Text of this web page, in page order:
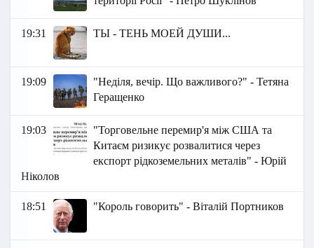
19:31 ТЫ - ТЕНЬ МОЕЙ ДУШИ...
19:09
"Неділя, вечір. Що важливого?" - Тетяна
Геращенко
19:03
"Торговельне перемир'я між США та
Китаєм ризикує розвалитися через
експорт рідкоземельних металів" - Юрій
Ніколов
18:51 "Король говорить" - Віталій Портников